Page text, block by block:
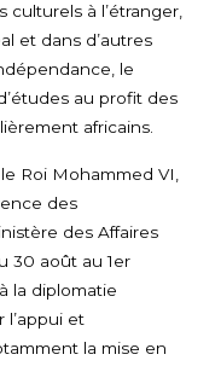
à l’étranger,
et dans d’autres
le
au profit des
africains.
Roi Mohammed VI,
des
des Affaires
30 août au 1er
la diplomatie
l’appui et
la mise en